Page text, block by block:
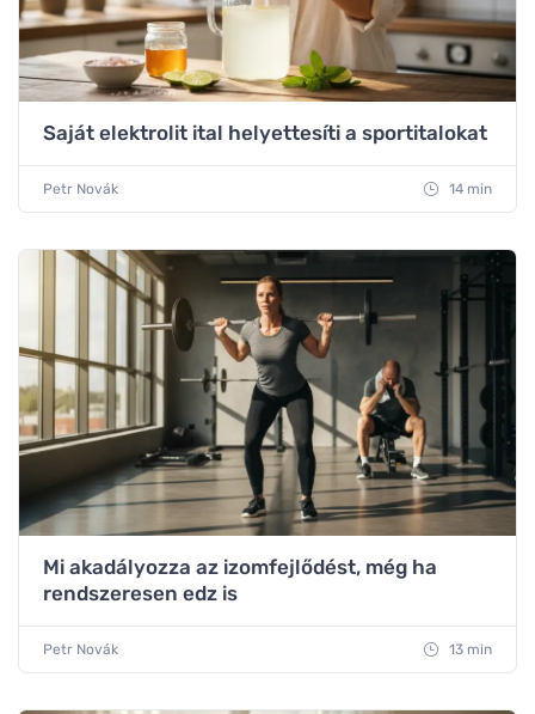
Saját elektrolit ital helyettesíti a sportitalokat
Petr Novák 14 min
Mi akadályozza az izomfejlődést, még ha
rendszeresen edz is
Petr Novák 13 min